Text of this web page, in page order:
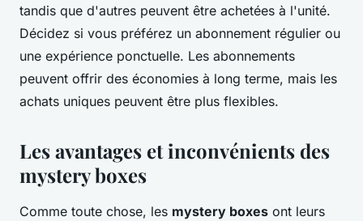
tandis que d'autres peuvent être achetées à l'unité.
Décidez si vous préférez un abonnement régulier ou
une expérience ponctuelle. Les abonnements
peuvent offrir des économies à long terme, mais les
achats uniques peuvent être plus flexibles.
Les avantages et inconvénients des
mystery boxes
Comme toute chose, les mystery boxes ont leurs